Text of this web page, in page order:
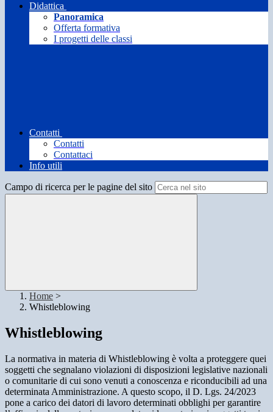
Didattica
Panoramica
Offerta formativa
I progetti delle classi
Contatti
Contatti
Contattaci
Info utili
Campo di ricerca per le pagine del sito
Home >
Whistleblowing
Whistleblowing
La normativa in materia di Whistleblowing è volta a proteggere quei
soggetti che segnalano violazioni di disposizioni legislative nazionali
o comunitarie di cui sono venuti a conoscenza e riconducibili ad una
determinata Amministrazione. A questo scopo, il D. Lgs. 24/2023
pone a carico dei datori di lavoro determinati obblighi per garantire